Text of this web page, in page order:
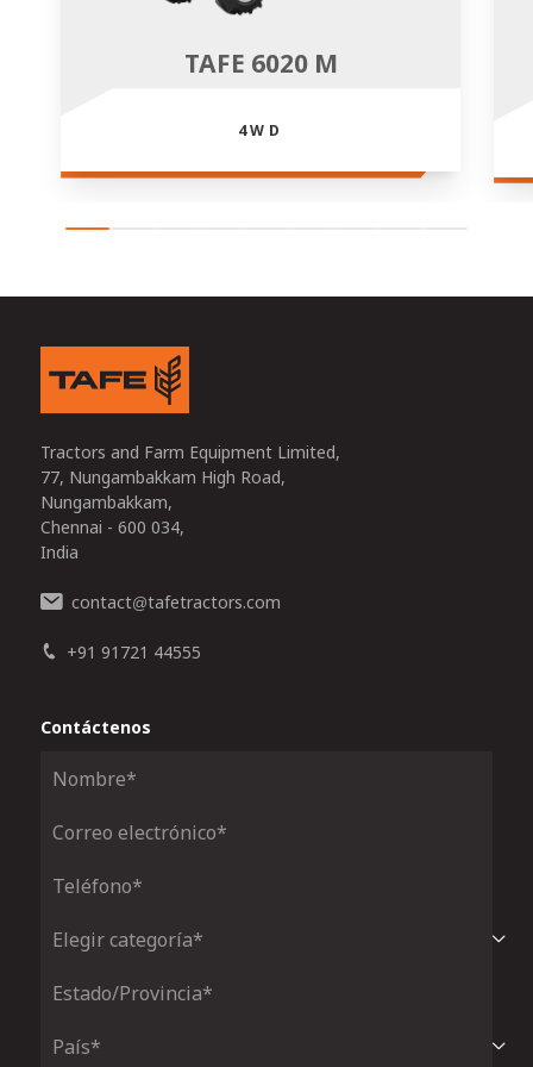
TAFE 6020 M
4WD
Tractors and Farm Equipment Limited,
77, Nungambakkam High Road,
Nungambakkam,
Chennai - 600 034,
India
contact@tafetractors.com
+91 91721 44555
Contáctenos